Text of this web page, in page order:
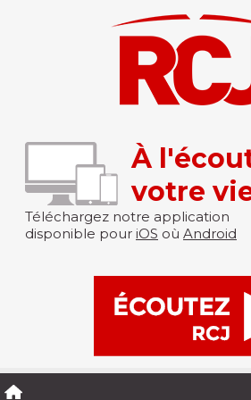
À
votre
Téléchargez notre application
disponible pour iOS où Android